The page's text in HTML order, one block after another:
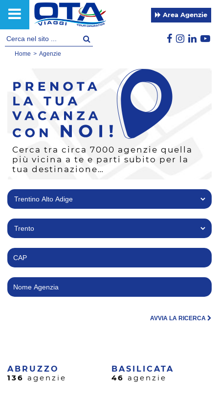
Area Agenzie
Home > Agenzie
Cerca tra circa 7000 agenzie quella
più vicina a te e parti subito per la
tua destinazione…
AVVIA LA RICERCA
ABRUZZO
136 agenzie
BASILICATA
46 agenzie